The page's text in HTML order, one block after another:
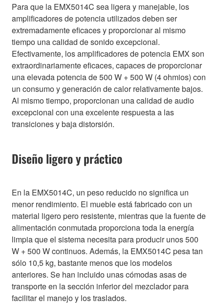
Para que la EMX5014C sea ligera y manejable, los
amplificadores de potencia utilizados deben ser
extremadamente eficaces y proporcionar al mismo
tiempo una calidad de sonido excepcional.
Efectivamente, los amplificadores de potencia EMX son
extraordinariamente eficaces, capaces de proporcionar
una elevada potencia de 500 W + 500 W (4 ohmios) con
un consumo y generación de calor relativamente bajos.
Al mismo tiempo, proporcionan una calidad de audio
excepcional con una excelente respuesta a las
transiciones y baja distorsión.
Diseño ligero y práctico
En la EMX5014C, un peso reducido no significa un
menor rendimiento. El mueble está fabricado con un
material ligero pero resistente, mientras que la fuente de
alimentación conmutada proporciona toda la energía
limpia que el sistema necesita para producir unos 500
W + 500 W continuos. Además, la EMX5014C pesa tan
sólo 10,5 kg, bastante menos que los modelos
anteriores. Se han incluido unas cómodas asas de
transporte en la sección inferior del mezclador para
facilitar el manejo y los traslados.